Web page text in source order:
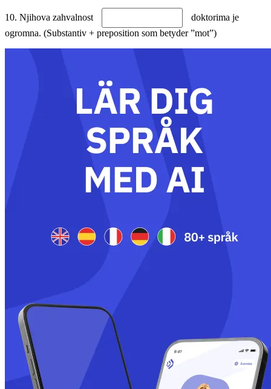
10. Njihova zahvalnost
doktorima je
ogromna. (Substantiv + preposition som betyder ”mot”)